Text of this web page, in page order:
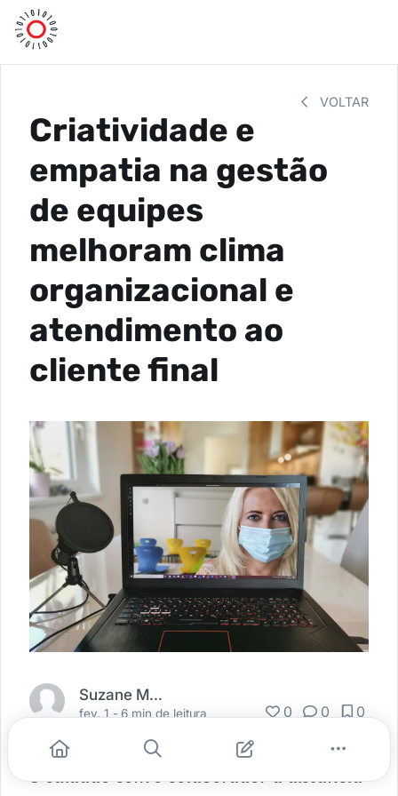
VOLTAR
Criatividade e
empatia na gestão
de equipes
melhoram clima
organizacional e
atendimento ao
cliente final
Suzane Marie
fev. 1 -6 min de leitura 0 0 0
O cuidado com o colaborador a distância